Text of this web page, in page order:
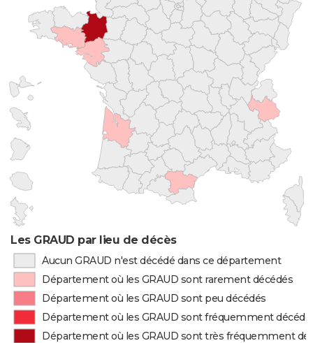
Les GRAUD par lieu de décès
Aucun GRAUD n'est décédé dans ce département
Département où les GRAUD sont rarement décédés
Département où les GRAUD sont peu décédés
Département où les GRAUD sont fréquemment
Département où les GRAUD sont très fréquemment